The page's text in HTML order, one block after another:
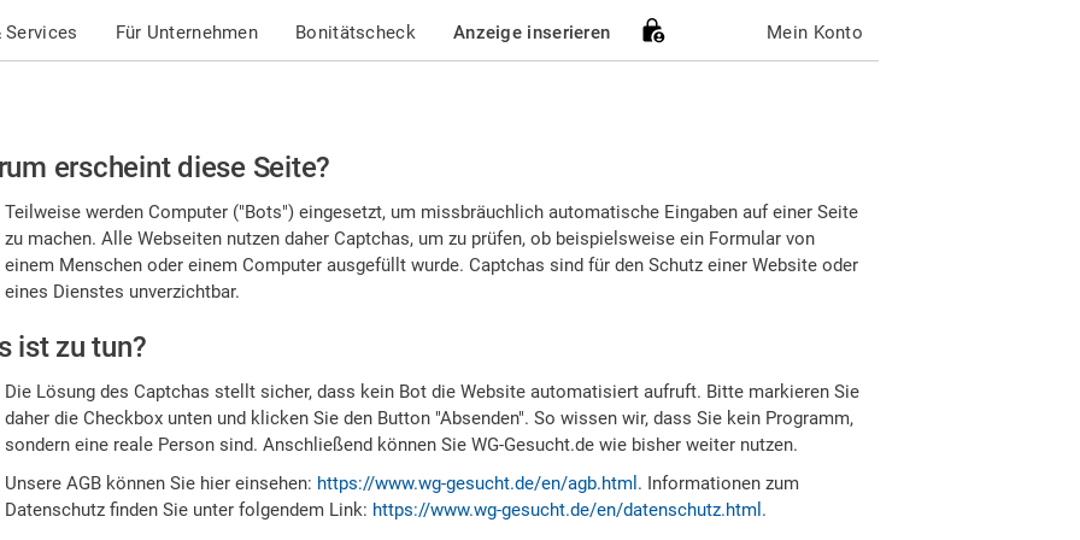
Services Für Unternehmen Bonitätscheck Anzeige inserieren Mein Konto
erscheint diese Seite?
Teilweise werden Computer ("Bots") eingesetzt, um missbräuchlich automatische Eingaben auf einer Seite
zu machen. Alle Webseiten nutzen daher Captchas, um zu prüfen, ob beispielsweise ein Formular von
einem Menschen oder einem Computer ausgefüllt wurde. Captchas sind für den Schutz einer Website oder
eines Dienstes unverzichtbar.
ist zu tun?
Die Lösung des Captchas stellt sicher, dass kein Bot die Website automatisiert aufruft. Bitte markieren Sie
daher die Checkbox unten und klicken Sie den Button "Absenden". So wissen wir, dass Sie kein Programm,
sondern eine reale Person sind. Anschließend können Sie WG-Gesucht.de wie bisher weiter nutzen.
Unsere AGB können Sie hier einsehen: https://www.wg-gesucht.de/en/agb.html . Informationen zum
Datenschutz finden Sie unter folgendem Link: https://www.wg-gesucht.de/en/datenschutz.html .